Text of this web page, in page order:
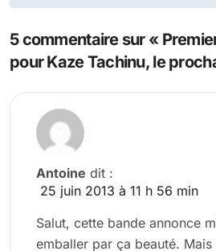
5 commentaire sur «
pour Kaze Tachinu, le
Antoine dit :
25 juin 2013 à 11 h 56 min
Salut, cette bande annonce
emballer par ça beauté.